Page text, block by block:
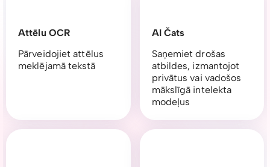
Attēlu OCR
Pārveidojiet attēlus
meklējamā tekstā
AI Čats
Saņemiet drošas
atbildes, izmantojot
privātus vai vadošos
mākslīgā intelekta
modeļus